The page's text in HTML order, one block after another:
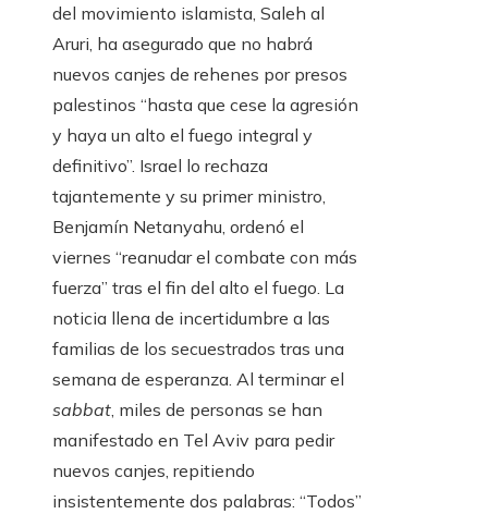
del movimiento islamista, Saleh al
Aruri, ha asegurado que no habrá
nuevos canjes de rehenes por presos
palestinos “hasta que cese la agresión
y haya un alto el fuego integral y
definitivo”. Israel lo rechaza
tajantemente y su primer ministro,
Benjamín Netanyahu, ordenó el
viernes “reanudar el combate con más
fuerza” tras el fin del alto el fuego. La
noticia llena de incertidumbre a las
familias de los secuestrados tras una
semana de esperanza. Al terminar el
sabbat, miles de personas se han
manifestado en Tel Aviv para pedir
nuevos canjes, repitiendo
insistentemente dos palabras: “Todos”